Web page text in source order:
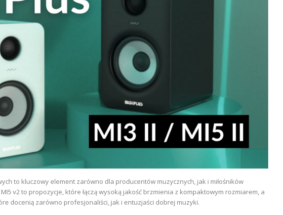
to kluczowy element zarówno dla producentów muzycznych, jak i miłośników
v2 to propozycje, które łączą wysoką jakość brzmienia z kompaktowym rozmiarem, a
docenią zarówno profesjonaliści, jak i entuzjaści dobrej muzyki.